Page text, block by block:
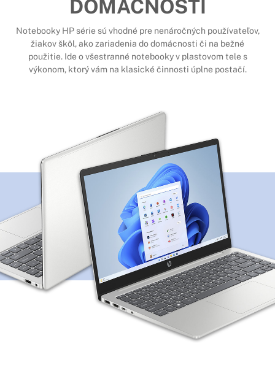
DOMÁCNOSTI
Notebooky HP série sú vhodné pre nenáročných používateľov,
žiakov škôl, ako zariadenia do domácnosti či na bežné
použitie. Ide o všestranné notebooky v plastovom tele s
výkonom, ktorý vám na klasické činnosti úplne postačí.